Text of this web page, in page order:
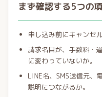
まず確認する5つの
申し込み前にキャンセ
請求名目が、手数料・
に変わっていないか。
LINE名、SMS送信元、
説明につながるか。